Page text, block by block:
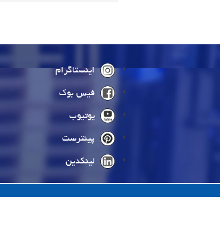
صفحه‌ها
اینستاگرام
فیس بوک
یوتیوب
پینترست
لینکدین